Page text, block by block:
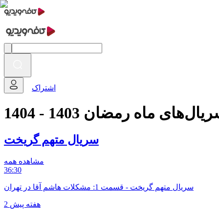
اشتراک
ماه رمضان 1403 - 1404
سریال متهم گریخت
مشاهده همه
36:30
سریال متهم گریخت - قسمت 1: مشکلات هاشم آقا در تهران
2 هفته پیش